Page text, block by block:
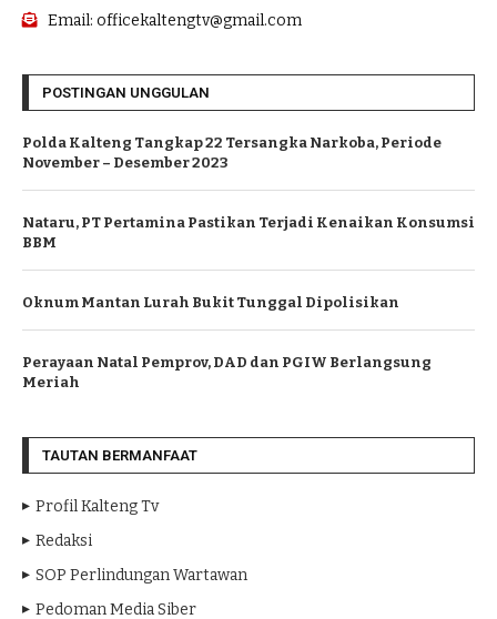
Email: officekaltengtv@gmail.com
POSTINGAN UNGGULAN
Polda Kalteng Tangkap 22 Tersangka Narkoba, Periode
November – Desember 2023
Nataru, PT Pertamina Pastikan Terjadi Kenaikan Konsumsi
BBM
Oknum Mantan Lurah Bukit Tunggal Dipolisikan
Perayaan Natal Pemprov, DAD dan PGIW Berlangsung
Meriah
TAUTAN BERMANFAAT
Profil Kalteng Tv
Redaksi
SOP Perlindungan Wartawan
Pedoman Media Siber